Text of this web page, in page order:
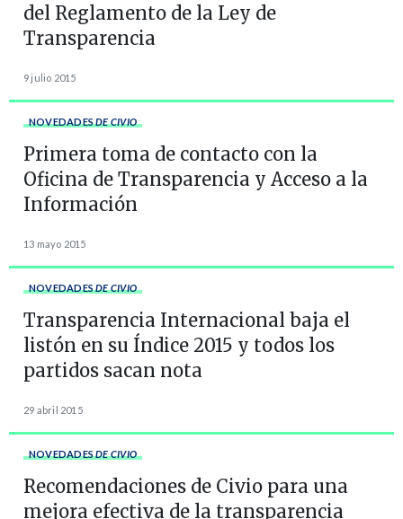
del Reglamento de la Ley de
Transparencia
9 julio 2015
NOVEDADES DE CIVIO
Primera toma de contacto con la
Oficina de Transparencia y Acceso a la
Información
13 mayo 2015
NOVEDADES DE CIVIO
Transparencia Internacional baja el
listón en su Índice 2015 y todos los
partidos sacan nota
29 abril 2015
NOVEDADES DE CIVIO
Recomendaciones de Civio para una
mejora efectiva de la transparencia